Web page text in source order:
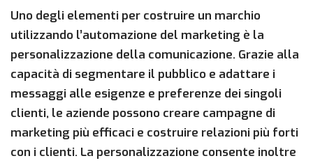
Uno degli elementi per costruire un marchio
utilizzando l’automazione del marketing è la
personalizzazione della comunicazione. Grazie alla
capacità di segmentare il pubblico e adattare i
messaggi alle esigenze e preferenze dei singoli
clienti, le aziende possono creare campagne di
marketing più efficaci e costruire relazioni più forti
con i clienti. La personalizzazione consente inoltre